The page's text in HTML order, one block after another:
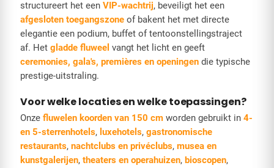
structureert het een VIP-wachtrij, beveiligt het een
afgesloten toegangszone of bakent het met directe
elegantie een podium, buffet of tentoonstellingstraject
af. Het gladde fluweel vangt het licht en geeft
ceremonies, gala's, premières en openingen die typische
prestige-uitstraling.
Voor welke locaties en welke toepassingen?
Onze fluwelen koorden van 150 cm worden gebruikt in 4-
en 5-sterrenhotels, luxehotels, gastronomische
restaurants, nachtclubs en privéclubs, musea en
kunstgalerijen, theaters en operahuizen, bioscopen,